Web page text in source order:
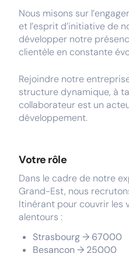
Nous misons sur
et l’esprit d’initiative de
développer notre
clientèle en constante
Rejoindre notre
structure dynamique, à
collaborateur est un
développement.
Votre rôle
Dans le cadre de notre
Grand-Est, nous
Itinérant pour couvrir les
alentours :
Strasbourg → 67000
Besançon → 25000